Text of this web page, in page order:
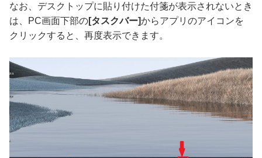
なお、デスクトップに貼り付けた付箋が表示されないとき
は、PC画面下部の[タスクバー]からアプリのアイコンを
クリックすると、再度表示できます。